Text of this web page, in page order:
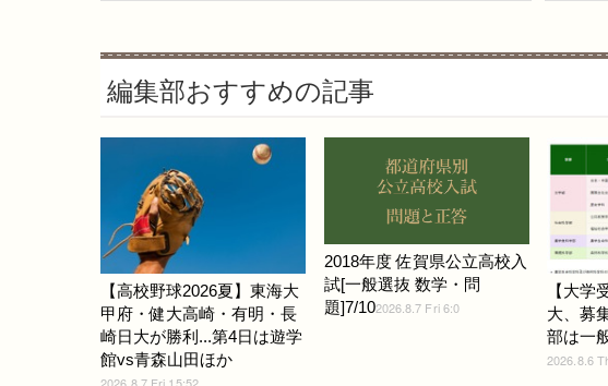
編集部おすすめの記事
【高校野球2026夏】東海大
甲府・健大高崎・有明・長
崎日大が勝利...第4日は遊学
館vs青森山田ほか
2018年度 佐賀県公立高校入
試[一般選抜 数学・問
題]7/102026.8.7 Fri 6:0
【大学
大、募
部は一
2026.8.6